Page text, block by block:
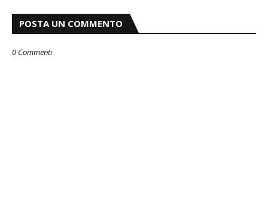
POSTA UN COMMENTO
0 Commenti